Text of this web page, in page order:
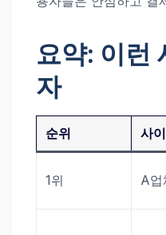
요약: 이런
자
순위 사
1위 A업